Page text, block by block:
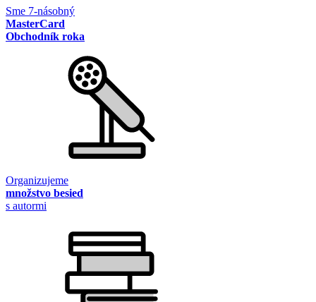
Sme 7-násobný
MasterCard
Obchodník roka
Organizujeme
množstvo besied
s autormi